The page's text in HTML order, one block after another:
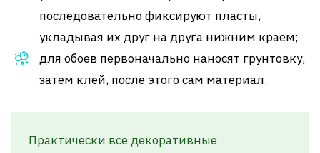
последовательно фиксируют пласты,
укладывая их друг на друга нижним краем;
для обоев первоначально наносят грунтовку,
затем клей, после этого сам материал.
Практически все декоративные